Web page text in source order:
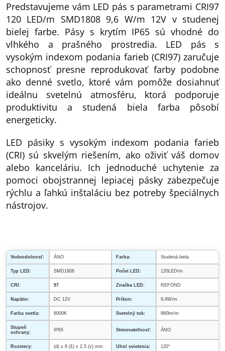
Predstavujeme vám LED pás s parametrami CRI97
120 LED/m SMD1808 9,6 W/m 12V v studenej
bielej farbe. Pásy s krytím IP65 sú vhodné do
vlhkého a prašného prostredia. LED pás s
vysokým indexom podania farieb (CRI97) zaručuje
schopnosť presne reprodukovať farby podobne
ako denné svetlo, ktoré vám pomôže dosiahnuť
ideálnu svetelnú atmosféru, ktorá podporuje
produktivitu a studená biela farba pôsobí
energeticky.
LED pásiky s vysokým indexom podania farieb
(CRI) sú skvelým riešením, ako oživiť váš domov
alebo kanceláriu. Ich jednoduché uchytenie za
pomoci obojstrannej lepiacej pásky zabezpečuje
rýchlu a ľahkú inštaláciu bez potreby špeciálnych
nástrojov.
Vodeodolnosť: ÁNO Farba: Studená biela
Typ LED: SMD1808 Počet LED: 120LED/m
CRI: 97 Značka LED: REFOND
Napätie: DC 12V Príkon: 9,6W/m
Farba svetla: 6000K Svetelný tok: 960lm/m
Stupeň
ochrany:
IP65 Stmievateľnosť: ÁNO
Rozmery: (d) x 8 (š) x 2,5 (v) mm Uhol svietenia: 120°